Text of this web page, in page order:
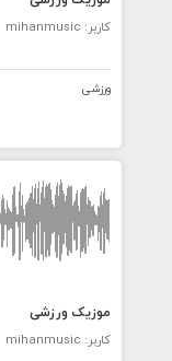
کاربر: mihanmusic
ورزشی
موزیک ورزشی
کاربر: mihanmusic